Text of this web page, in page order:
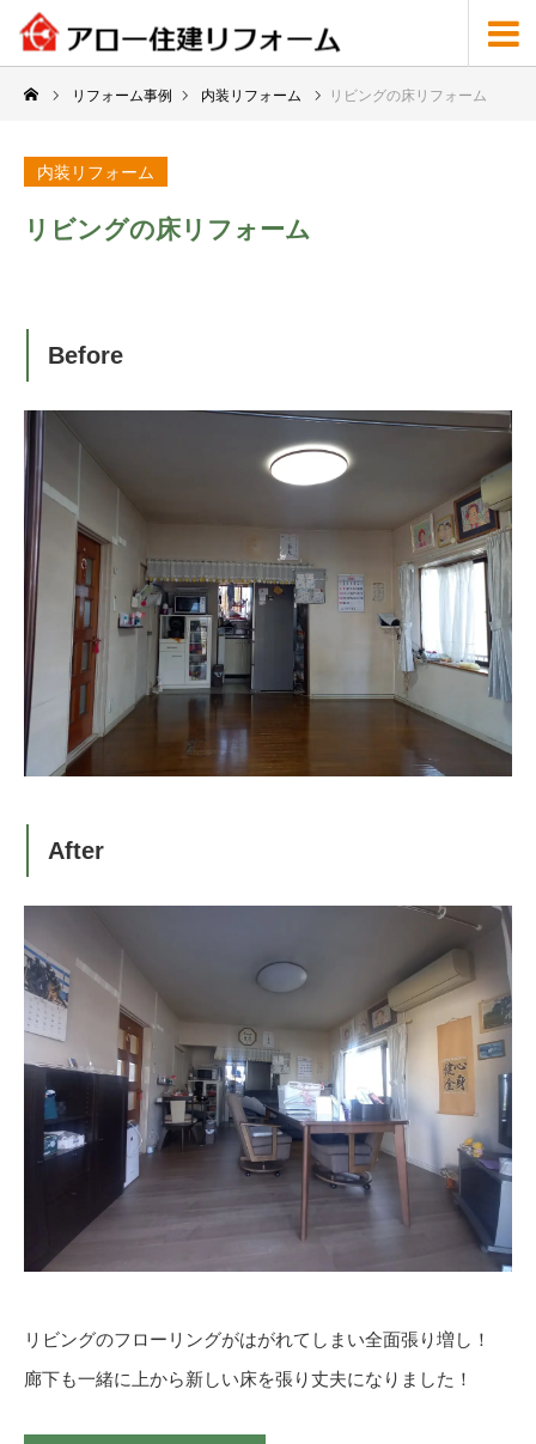
リフォーム事例 内装リフォーム リビングの床リフォーム
内装リフォーム
リビングの床リフォーム
Before
After
リビングのフローリングがはがれてしまい全面張り増し！
廊下も一緒に上から新しい床を張り丈夫になりました！